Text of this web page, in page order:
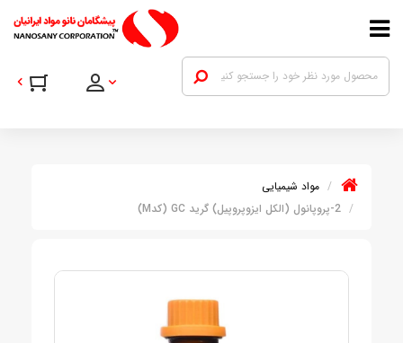
مواد شیمیایی
2-پروپانول (الکل ایزوپروپیل) گرید GC (کدM)